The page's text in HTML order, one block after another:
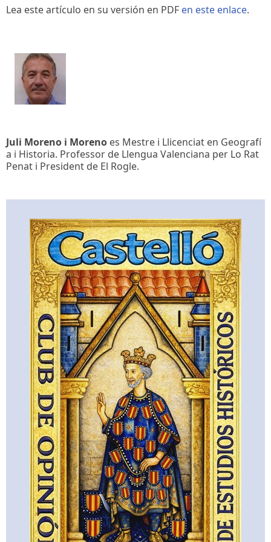
Lea este artículo en su versión en PDF en este enlace.
Juli Moreno i Moreno es Mestre i Llicenciat en Geografí
a i Historia. Professor de Llengua Valenciana per Lo Rat
Penat i President de El Rogle.